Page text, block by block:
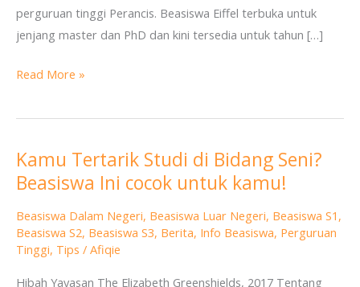
perguruan tinggi Perancis. Beasiswa Eiffel terbuka untuk
jenjang master dan PhD dan kini tersedia untuk tahun […]
Read More »
Kamu Tertarik Studi di Bidang Seni?
Beasiswa Ini cocok untuk kamu!
Beasiswa Dalam Negeri, Beasiswa Luar Negeri, Beasiswa S1 ,
Beasiswa S2, Beasiswa S3, Berita, Info Beasiswa, Perguruan
Tinggi, Tips / Afiqie
Hibah Yayasan The Elizabeth Greenshields, 2017 Tentang
Kamu
Tertarik
di
Bidang